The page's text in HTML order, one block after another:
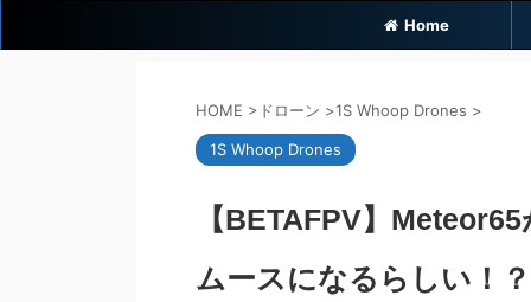
Home
HOME > ドローン >1S Whoop Drones >
1S Whoop Drones
【BETAFPV】
ムースになるらしい！？